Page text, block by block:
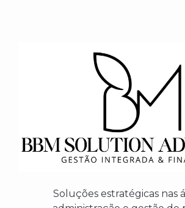
Soluções estratégicas nas